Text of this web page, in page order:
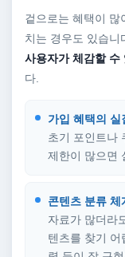
겉으로는 혜택이 많
치는 경우도 있습니
사용자가 체감할 수
다.
가입 혜택의 실
초기 포인트나
제한이 많으면
콘텐츠 분류 체
자료가 많더라
텐츠를 찾기 어